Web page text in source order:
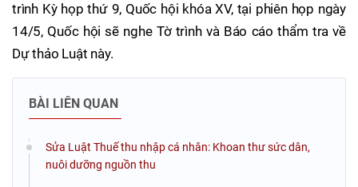
trình Kỳ họp thứ 9, Quốc hội khóa XV, tại phiên họp ngày
14/5, Quốc hội sẽ nghe Tờ trình và Báo cáo thẩm tra về
Dự thảo Luật này.
BÀI LIÊN QUAN
Sửa Luật Thuế thu nhập cá nhân: Khoan thư sức dân,
nuôi dưỡng nguồn thu